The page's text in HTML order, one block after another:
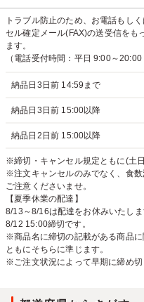
トラブル防止のため、お電話もし
セル確定メール(FAX)の送受信をも
ます。
（電話受付時間：平日 9:00～
納品日3日前 14:59まで
納品日3日前 15:00以降
納品日2日前 15:00以降
※締切・キャンセル規定ともに(土
※注文キャンセルのみでなく、食数
ご注意くださいませ。
【夏季休業の配達】
8/13～8/16は配達をお休みいたし
8/12 15:00締切です。
※商品名に締切の記載がある商品
ともにそちらに準じます。
※ご注文状況によって早期に締め切